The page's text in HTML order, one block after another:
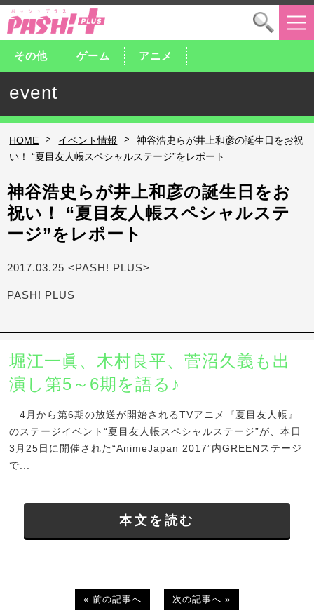
その他 ゲーム アニメ
event
HOME > イベント情報 >
神谷浩史らが井上和彦の誕生日をお祝
い！ “夏目友人帳スペシャルステージ”をレポート
神谷浩史らが井上和彦の誕生日をお
祝い！ “夏目友人帳スペシャルステ
ージ”をレポート
2017.03.25 <PASH! PLUS>
PASH! PLUS
堀江一眞、木村良平、菅沼久義も出
演し第5～6期を語る♪
4月から第6期の放送が開始されるTVアニメ『夏目友人帳』
のステージイベント“夏目友人帳スペシャルステージ”が、本日
3月25日に開催された“AnimeJapan 2017”内GREENステージ
で...
本文を読む
« 前の記事へ 次の記事へ »